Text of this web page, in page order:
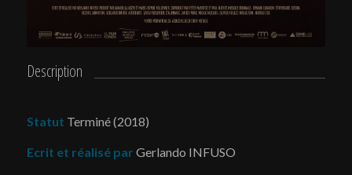
Description
Statut Terminé (2018)
Ecrit et réalisé par Gerlando INFUSO